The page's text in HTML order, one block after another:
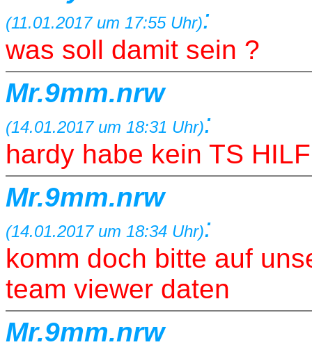
(11.01.2017 um 17:55 Uhr):
was soll damit sein ?
Mr.9mm.nrw
(14.01.2017 um 18:31 Uhr):
hardy habe kein TS
Mr.9mm.nrw
(14.01.2017 um 18:34 Uhr):
komm doch bitte auf
team viewer daten
Mr.9mm.nrw